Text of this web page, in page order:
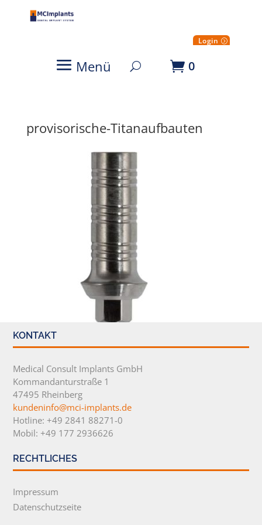
Login
Menü 0
provisorische-Titanaufbauten
KONTAKT
Medical Consult Implants GmbH
Kommandanturstraße 1
47495 Rheinberg
kundeninfo@mci-implants.de
Hotline: +49 2841 88271-0
Mobil: +49 177 2936626
RECHTLICHES
Impressum
Datenschutzseite